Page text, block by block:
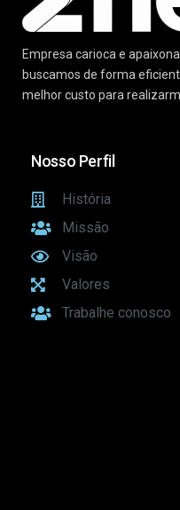
Empresa carioca e
buscamos de forma
melhor custo para
Nosso Perfil
História
Missão
Visão
Valores
Trabalhe conosco